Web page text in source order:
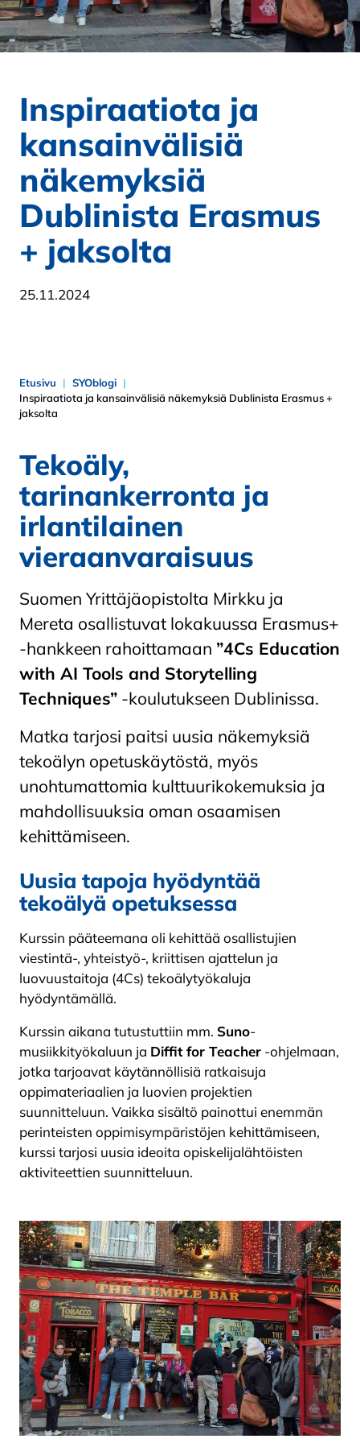
Inspiraatiota ja
kansainvälisiä
näkemyksiä
Dublinista Erasmus
+ jaksolta
25.11.2024
Etusivu
SYOblogi
Inspiraatiota ja kansainvälisiä näkemyksiä Dublinista Erasmus +
jaksolta
Tekoäly,
tarinankerronta ja
irlantilainen
vieraanvaraisuus
Suomen Yrittäjäopistolta Mirkku ja
Mereta osallistuvat lokakuussa Erasmus+
-hankkeen rahoittamaan ”4Cs Education
with AI Tools and Storytelling
Techniques” -koulutukseen Dublinissa.
Matka tarjosi paitsi uusia näkemyksiä
tekoälyn opetuskäytöstä, myös
unohtumattomia kulttuurikokemuksia ja
mahdollisuuksia oman osaamisen
kehittämiseen.
Uusia tapoja hyödyntää
tekoälyä opetuksessa
Kurssin pääteemana oli kehittää osallistujien
viestintä-, yhteistyö-, kriittisen ajattelun ja
luovuustaitoja (4Cs) tekoälytyökaluja
hyödyntämällä.
Kurssin aikana tutustuttiin mm. Suno-
musiikkityökaluun ja Diffit for Teacher -ohjelmaan,
jotka tarjoavat käytännöllisiä ratkaisuja
oppimateriaalien ja luovien projektien
suunnitteluun. Vaikka sisältö painottui enemmän
perinteisten oppimisympäristöjen kehittämiseen,
kurssi tarjosi uusia ideoita opiskelijalähtöisten
aktiviteettien suunnitteluun.